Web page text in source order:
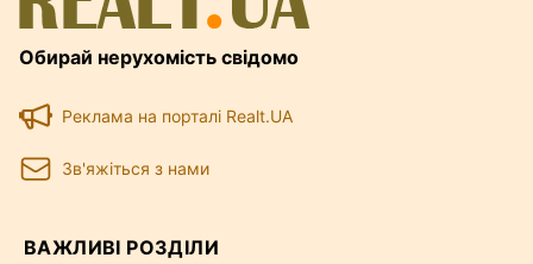
Обирай нерухомість свідомо
Реклама на порталі Realt.UA
Зв'яжіться з нами
ВАЖЛИВІ РОЗДІЛИ